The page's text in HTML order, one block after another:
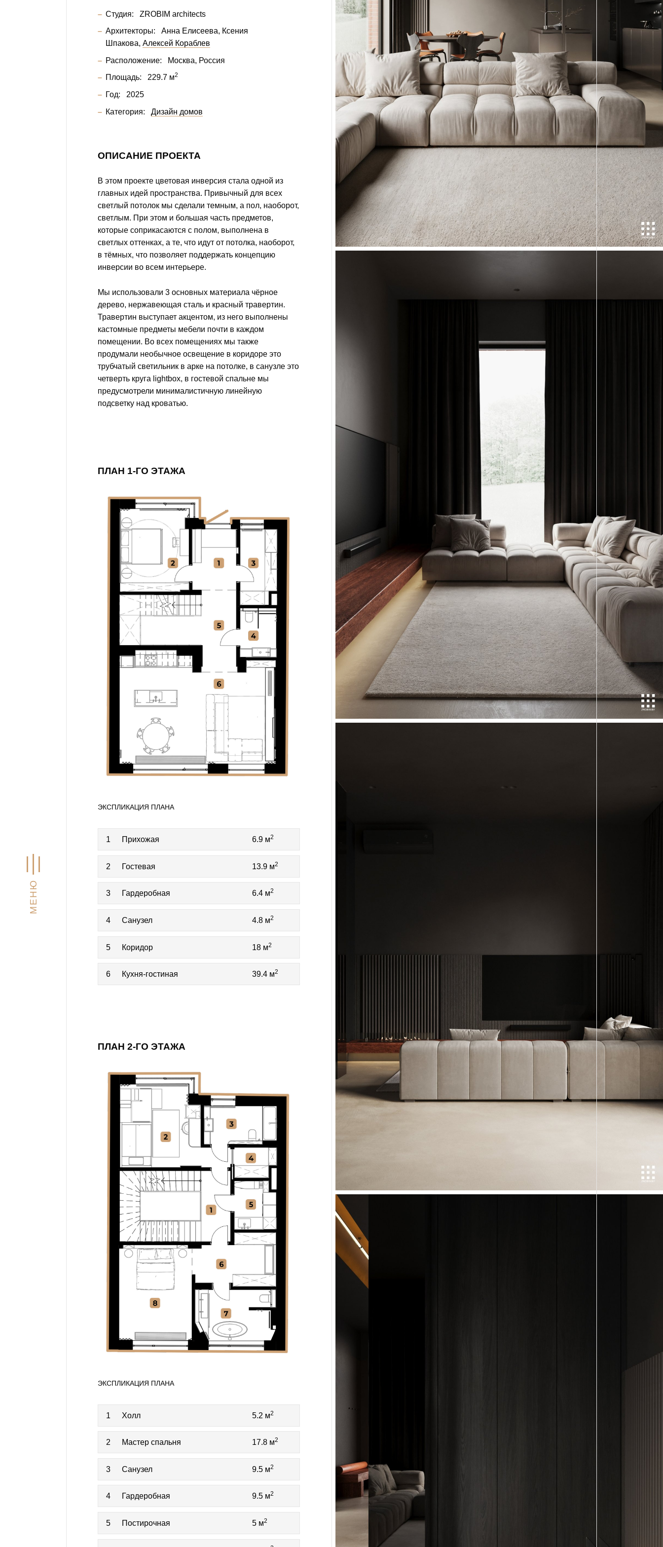
МЕНЮ
Студия: ZROBIM architects
Архитекторы: Анна Елисеева
Ксения
Шпакова Алексей Кораблев
Расположение: Москва, Россия
Площадь: 229.7 м2
Год: 2025
Категория: Дизайн домов
ОПИСАНИЕ ПРОЕКТА
В этом проекте цветовая инверсия стала одной из
главных идей пространства. Привычный для всех
светлый потолок мы сделали темным, а пол, наоборот,
светлым. При этом и большая часть предметов,
которые соприкасаются с полом, выполнена в
светлых оттенках, а те, что идут от потолка, наоборот,
в тёмных, что позволяет поддержать концепцию
инверсии во всем интерьере.
Мы использовали 3 основных материала чёрное
дерево, нержавеющая сталь и красный травертин.
Травертин выступает акцентом, из него выполнены
кастомные предметы мебели почти в каждом
помещении. Во всех помещениях мы также
продумали необычное освещение в коридоре это
трубчатый светильник в арке на потолке, в санузле это
четверть круга lightbox, в гостевой спальне мы
предусмотрели минималистичную линейную
подсветку над кроватью.
ПЛАН 1-ГО ЭТАЖА
ЭКСПЛИКАЦИЯ ПЛАНА
1 Прихожая 6.9 м2
2 Гостевая 13.9 м2
3 Гардеробная 6.4 м2
4 Санузел 4.8 м2
5 Коридор 18 м2
6 Кухня-гостиная 39.4 м2
ПЛАН 2-ГО ЭТАЖА
ЭКСПЛИКАЦИЯ ПЛАНА
1 Холл 5.2 м2
2 Мастер спальня 17.8 м2
3 Санузел 9.5 м2
4 Гардеробная 9.5 м2
5 Постирочная 5 м2